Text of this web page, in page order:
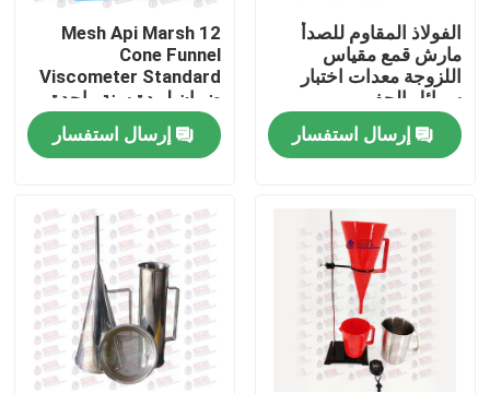
منزل
حول بنا
جولة في المعمل
الفولاذ المقاوم للصدأ
مارش قمع مقياس
اللزوجة معدات اختبار
سوائل الحفر
إرسال استفسار
12 Mesh Api Marsh
Cone Funnel
Viscometer Standard
ضمان لمدة سنة واحدة
إرسال استفسار